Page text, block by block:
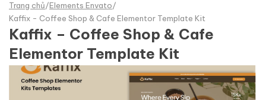
Trang chủ/Elements Envato/
Kaffix - Coffee Shop & Cafe Elementor Template Kit
Kaffix – Coffee Shop & Cafe
Elementor Template Kit